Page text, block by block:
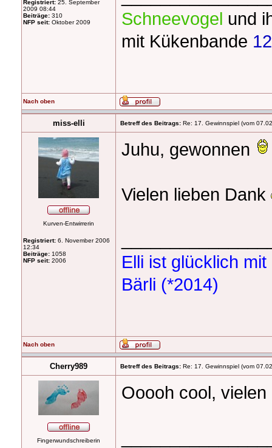
Registriert: 25. September
2009 08:44
Beiträge: 310
NFP seit: Oktober 2009
Schneevogel und
mit Kükenbande
Nach oben
miss-elli Betreff des Beitrags: Re: 17. Gewinnspiel (vom
Kurven-Entwirrerin
Registriert: 6. November 2006
12:34
Beiträge: 1058
NFP seit: 2006
Juhu, gewonnen
Vielen lieben Dank
Elli ist glücklich
Bärli (*2014)
Nach oben
Cherry989 Betreff des Beitrags: Re: 17. Gewinnspiel (vom
Fingerwundschreiberin
Ooooh cool,